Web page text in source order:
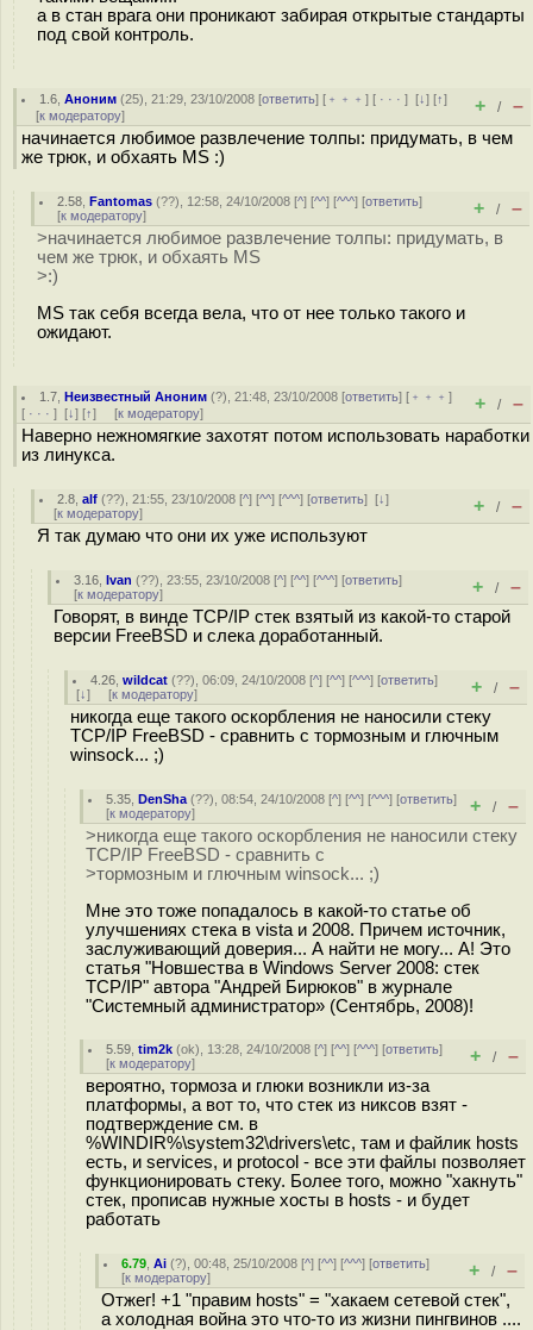
а в стан врага они проникают забирая открытые стандарты
под свой контроль.
1.6 ,Аноним (25), 21:29, 23/10/2008 [ответить] [ ﹢﹢﹢] [ · · ·][↓] [↑]
[к модератору] + / –
начинается любимое развлечение толпы: придумать, в чем
же трюк, и обхаять MS :)
2.58 ,Fantomas (??), 12:58, 24/10/2008 [^] [^^] [^^^] [ответить]
[к модератору] + / –
>начинается любимое развлечение толпы: придумать, в
чем же трюк, и обхаять MS
>:)
MS так себя всегда вела, что от нее только такого и
ожидают.
1.7 ,Неизвестный Аноним (?), 21:48, 23/10/2008 [ответить] [ ﹢﹢﹢]
[ · · · ] [↓] [↑] [к модератору] + / –
Наверно нежномягкие захотят потом использовать наработки
из линукса.
2.8 ,alf (??), 21:55, 23/10/2008 [^] [^^] [^^^] [ответить][↓]
[к модератору] + / –
Я так думаю что они их уже используют
3.16 ,Ivan (??), 23:55, 23/10/2008 [^] [^^] [^^^] [ответить]
[к модератору] + / –
Говорят, в винде TCP/IP стек взятый из какой-то старой
версии FreeBSD и слека доработанный.
4.26 ,wildcat (??), 06:09, 24/10/2008 [^] [^^] [^^^] [ответить]
[↓] [к модератору] + / –
никогда еще такого оскорбления не наносили стеку
TCP/IP FreeBSD - сравнить с тормозным и глючным
winsock... ;)
5.35 ,DenSha (??), 08:54, 24/10/2008 [^] [^^] [^^^] [ответить]
[к модератору] + / –
>никогда еще такого оскорбления не наносили стеку
TCP/IP FreeBSD - сравнить с
>тормозным и глючным winsock... ;)
Мне это тоже попадалось в какой-то статье об
улучшениях стека в vista и 2008. Причем источник,
заслуживающий доверия... А найти не могу... А! Это
статья "Новшества в Windows Server 2008: стек
TCP/IP" автора "Андрей Бирюков" в журнале
"Системный администратор» (Сентябрь, 2008)!
5.59 ,tim2k (ok), 13:28, 24/10/2008 [^] [^^] [^^^] [ответить]
[к модератору] + / –
вероятно, тормоза и глюки возникли из-за
платформы, а вот то, что стек из никсов взят -
подтверждение см. в
%WINDIR%\system32\drivers\etc, там и файлик hosts
есть, и services, и protocol - все эти файлы позволяет
функционировать стеку. Более того, можно "хакнуть"
стек, прописав нужные хосты в hosts - и будет
работать
6.79 ,Ai (?), 00:48, 25/10/2008 [^] [^^] [^^^] [ответить]
[к модератору] + / –
Отжег! +1 "правим hosts" = "хакаем сетевой стек",
а холодная война это что-то из жизни пингвинов ....